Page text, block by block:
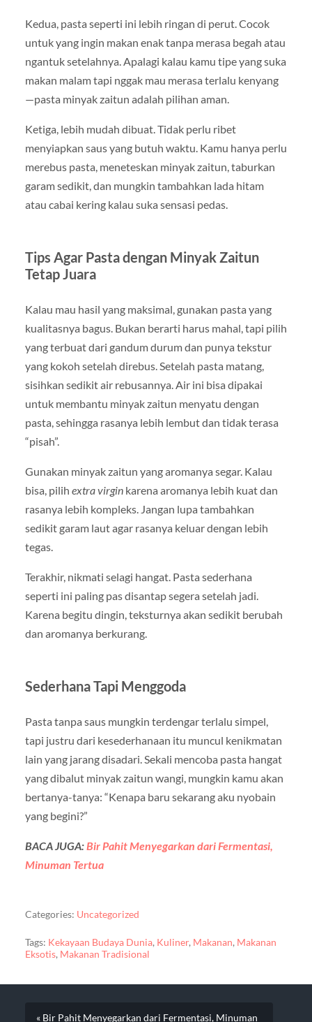
Kedua, pasta seperti ini lebih ringan di perut. Cocok
untuk yang ingin makan enak tanpa merasa begah atau
ngantuk setelahnya. Apalagi kalau kamu tipe yang suka
makan malam tapi nggak mau merasa terlalu kenyang
—pasta minyak zaitun adalah pilihan aman.
Ketiga, lebih mudah dibuat. Tidak perlu ribet
menyiapkan saus yang butuh waktu. Kamu hanya perlu
merebus pasta, meneteskan minyak zaitun, taburkan
garam sedikit, dan mungkin tambahkan lada hitam
atau cabai kering kalau suka sensasi pedas.
Tips Agar Pasta dengan Minyak Zaitun
Tetap Juara
Kalau mau hasil yang maksimal, gunakan pasta yang
kualitasnya bagus. Bukan berarti harus mahal, tapi pilih
yang terbuat dari gandum durum dan punya tekstur
yang kokoh setelah direbus. Setelah pasta matang,
sisihkan sedikit air rebusannya. Air ini bisa dipakai
untuk membantu minyak zaitun menyatu dengan
pasta, sehingga rasanya lebih lembut dan tidak terasa
“pisah”.
Gunakan minyak zaitun yang aromanya segar. Kalau
bisa, pilih extra virginkarena aromanya lebih kuat dan
rasanya lebih kompleks. Jangan lupa tambahkan
sedikit garam laut agar rasanya keluar dengan lebih
tegas.
Terakhir, nikmati selagi hangat. Pasta sederhana
seperti ini paling pas disantap segera setelah jadi.
Karena begitu dingin, teksturnya akan sedikit berubah
dan aromanya berkurang.
Sederhana Tapi Menggoda
Pasta tanpa saus mungkin terdengar terlalu simpel,
tapi justru dari kesederhanaan itu muncul kenikmatan
lain yang jarang disadari. Sekali mencoba pasta hangat
yang dibalut minyak zaitun wangi, mungkin kamu akan
bertanya-tanya: “Kenapa baru sekarang aku nyobain
yang begini?”
BACA JUGA:Bir Pahit Menyegarkan dari Fermentasi,
Minuman Tertua
Categories: Uncategorized
Tags: Kekayaan Budaya Dunia, Kuliner, Makanan, Makanan
Eksotis, Makanan Tradisional
« Bir Pahit Menyegarkan dari Fermentasi, Minuman